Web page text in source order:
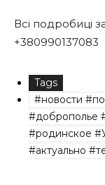
Всі подробиці
+380990137083
Tags
#новости
#доброполье
#родинское
#актуально